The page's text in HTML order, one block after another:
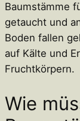
Baumstämme
getaucht und
Boden fallen
auf Kälte und
Fruchtkörpern.
Wie